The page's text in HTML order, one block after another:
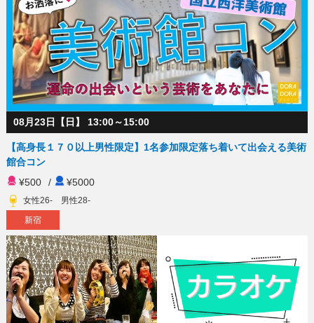
08月23日【日】 13:00～15:00
【高身長１７０以上男性限定】1名参加限定落ち着いて出会える美術
館合コン
¥500
/ ¥5000
女性26- 男性28-
新宿